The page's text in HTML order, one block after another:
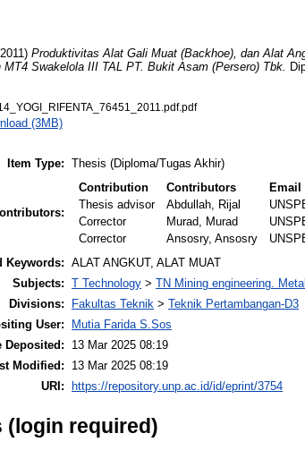
Produktivitas Alat Gali Muat (Backhoe), dan Alat
MT4 Swakelola III TAL PT. Bukit Asam (Persero) Tbk.
(3MB)
Item Type: Thesis (Diploma/Tugas Akhir)
Contribution Contributors
Email
Thesis advisor
Abdullah, Rijal
Corrector
Murad, Murad
Corrector
Ansosry, Ansosry
Keywords: ALAT ANGKUT, ALAT MUAT
Subjects: T Technology > TN Mining engineering.
Divisions:
Fakultas Teknik > Teknik Pertambangan-D3
User:
Mutia Farida S.Sos
Deposited:
13 Mar 2025 08:19
Modified:
13 Mar 2025 08:19
URI:
https://repository.unp.ac.id/id/eprint/3754
(login required)